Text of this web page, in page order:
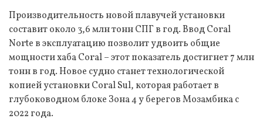
Производительность новой плавучей установки
составит около 3,6 млн тонн СПГ в год. Ввод Coral
Norte в эксплуатацию позволит удвоить общие
мощности хаба Coral – этот показатель достигнет 7 млн
тонн в год. Новое судно станет технологической
копией установки Coral Sul, которая работает в
глубоководном блоке Зона 4 у берегов Мозамбика с
2022 года.